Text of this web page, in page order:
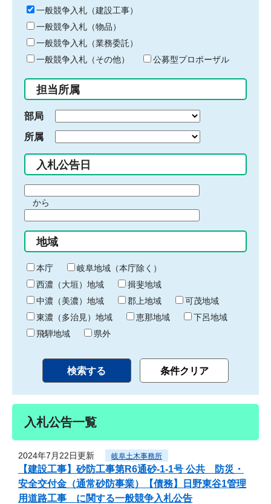
キ
ー
ワ
ー
ド
入
力
一般競争入札（建設工事）
一般競争入札（物品）
一般競争入札（業務委託）
一般競争入札（その他）
公募型プロポーザル
担当所属
部局
所属
入札公告日
間
始
り
から
間
終
わ
り
地域
本庁
岐阜地域（本庁除く）
西濃（大垣）地域
揖斐地域
中濃（美濃）地域
郡上地域
可茂地域
東濃（多治見）地域
恵那地域
下呂地域
飛騨地域
県外
入札公告一覧
2024年7月22日更新 岐阜土木事務所
【建設工事】砂防工事第R6通砂-1-1号 公共 防災・
安全交付金（通常砂防事業）【債務】日野東谷1管理
用道路工事 に関する一般競争入札公告